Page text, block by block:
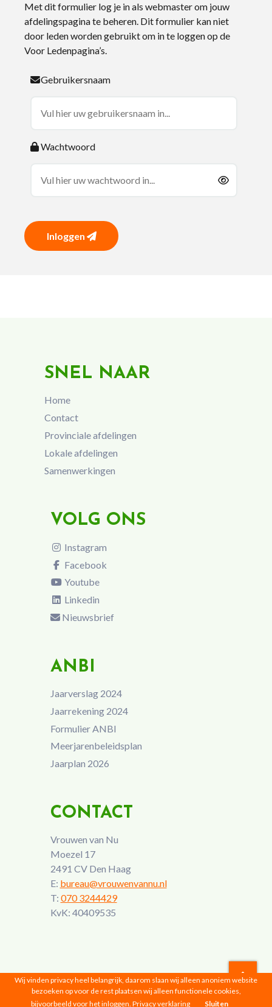
Met dit formulier log je in als webmaster om jouw
afdelingspagina te beheren. Dit formulier kan niet
door leden worden gebruikt om in te loggen op de
Voor Ledenpagina’s.
Gebruikersnaam
Wachtwoord
Inloggen
SNEL NAAR
Home
Contact
Provinciale afdelingen
Lokale afdelingen
Samenwerkingen
VOLG ONS
Instagram
Facebook
Youtube
Linkedin
Nieuwsbrief
ANBI
Jaarverslag 2024
Jaarrekening 2024
Formulier ANBI
Meerjarenbeleidsplan
Jaarplan 2026
CONTACT
Vrouwen van Nu
Moezel 17
2491 CV Den Haag
E: bureau@vrouwenvannu.nl
T: 070 3244429
KvK: 40409535
Vrouwen van Nu © 2026 |Privacyverklaring
Wij vinden privacy heel belangrijk, daarom slaan wij alleen anoniem website
bezoeken op voor de rest plaatsen wij alleen functionele cookies,
bijvoorbeeld voor het inloggen. Privacy verklaring Sluiten